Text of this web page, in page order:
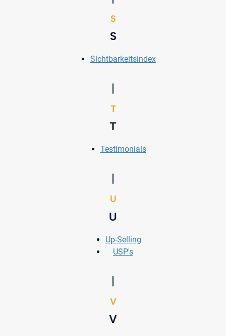
S
S
Sichtbarkeitsindex
T
T
Testimonials
U
U
Up-Selling
USP's
V
V